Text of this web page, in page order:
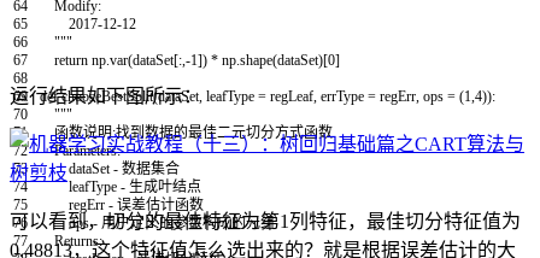
64
65
66
67
68
69
70
71
72
73
74
75
76
77
Modify:
2017-12-12
"""
return np var(dataSet[: -1]) * np shape(dataSet)[0]
def chooseBestSplit(dataSet leafType = regLeaf errType = regErr ops = (1 4)):
"""
函数说明:找到数据的最佳二元切分方式函数
Parameters:
dataSet - 数据集合
leafType - 生成叶结点
regErr - 误差估计函数
ops - 用户定义的参数构成的元组
Returns:
运行结果如下图所示：
可以看到，切分的最佳特征为第1列特征，最佳切分特征值为
0.48813，这个特征值怎么选出来的？就是根据误差估计的大